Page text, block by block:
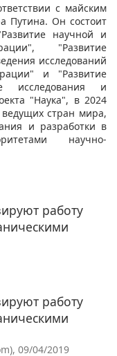
с майским
Путина. Он состоит
научной и
"Развитие
исследований
и "Развитие
исследования и
"Наука", в 2024
стран мира,
и разработки в
научно-
работу
работу
09/04/2019